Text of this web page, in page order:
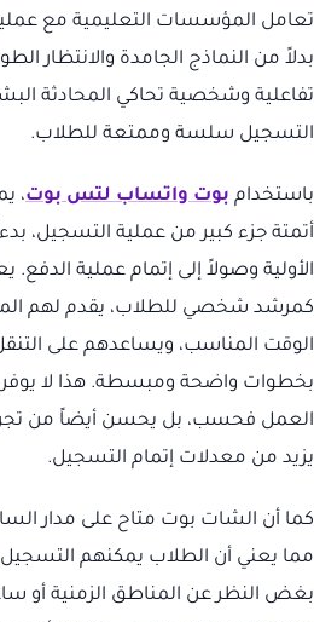
تعامل المؤسسات التعليمية مع
بدلاً من النماذج الجامدة والانتظار
تفاعلية وشخصية تحاكي المحادثة
التسجيل سلسة وممتعة للطلاب.
باستخدام بوت واتساب لتس بوت،
أتمتة جزء كبير من عملية التسجيل،
الأولية وصولاً إلى إتمام عملية الدفع.
كمرشد شخصي للطلاب، يقدم لهم
الوقت المناسب، ويساعدهم على
بخطوات واضحة ومبسطة. هذا لا يوفر
العمل فحسب، بل يحسن أيضاً من
يزيد من معدلات إتمام التسجيل.
كما أن الشات بوت متاح على مدار
مما يعني أن الطلاب يمكنهم
بغض النظر عن المناطق الزمنية